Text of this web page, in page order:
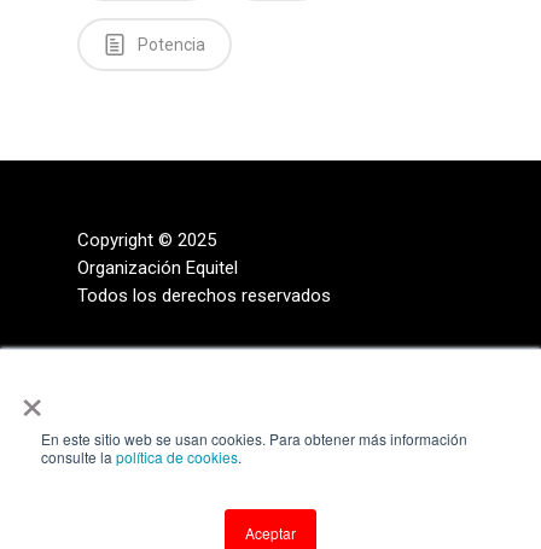
×
En este sitio web se usan cookies. Para obtener más información
consulte la política de cookies.
Aceptar
Potencia
Copyright © 2025
Organización Equitel
Todos los derechos reservados